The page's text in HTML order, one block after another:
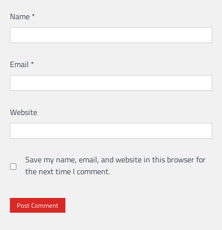
Name *
Email *
Website
Save my name, email, and website in this browser for
the next time I comment.